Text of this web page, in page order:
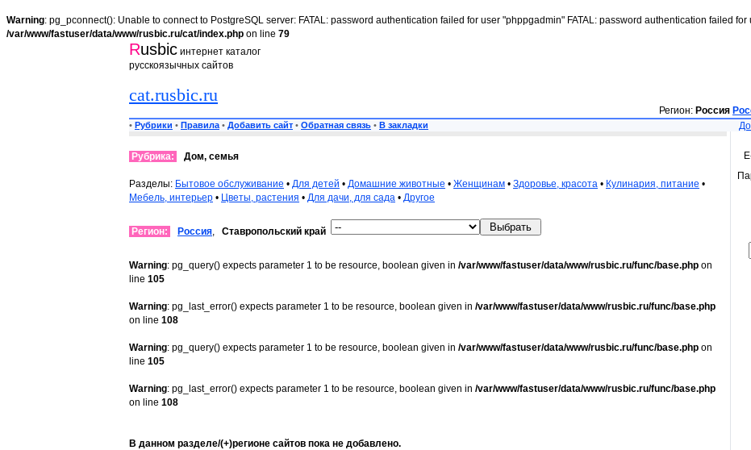
Warning: pg_pconnect(): Unable to connect to PostgreSQL server: FATAL: password authentication failed for user "phppgadmin" FATAL: password authentication failed
/var/www/fastuser/data/www/rusbic.ru/cat/index.php on line 79
Rusbic интернет каталог
русскоязычных сайтов
cat.rusbic.ru
Регион: Россия
• Рубрики • Правила • Добавить сайт • Обратная связь • В закладки
Рубрика: Дом, семья
Разделы: Бытовое обслуживание • Для детей • Домашние животные • Женщинам • Здоровье, красота • Кулинария, питание •
Мебель, интерьер • Цветы, растения • Для дачи, для сада • Другое
Регион: Россия, Ставропольский край
Warning: pg_query() expects parameter 1 to be resource, boolean given in /var/www/fastuser/data/www/rusbic.ru/func/base.php on
line 105
Warning: pg_last_error() expects parameter 1 to be resource, boolean given in /var/www/fastuser/data/www/rusbic.ru/func/base.php
on line 108
Warning: pg_query() expects parameter 1 to be resource, boolean given in /var/www/fastuser/data/www/rusbic.ru/func/base.php on
line 105
Warning: pg_last_error() expects parameter 1 to be resource, boolean given in /var/www/fastuser/data/www/rusbic.ru/func/base.php
on line 108
В данном разделе/(+)регионе сайтов пока не добавлено.